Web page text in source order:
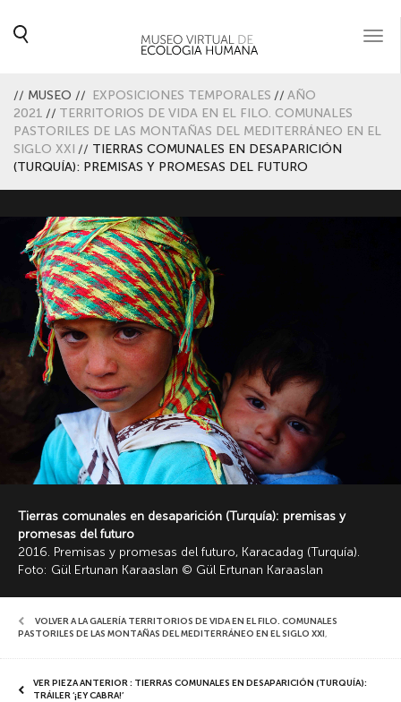
// MUSEO // EXPOSICIONES TEMPORALES // AÑO
2021 // TERRITORIOS DE VIDA EN EL FILO. COMUNALES
PASTORILES DE LAS MONTAÑAS DEL MEDITERRÁNEO EN EL
SIGLO XXI // TIERRAS COMUNALES EN DESAPARICIÓN
(TURQUÍA): PREMISAS Y PROMESAS DEL FUTURO
Tierras comunales en desaparición (Turquía): premisas y
promesas del futuro
2016. Premisas y promesas del futuro, Karacadag (Turquía).
Foto: Gül Ertunan Karaaslan © Gül Ertunan Karaaslan
VOLVER A LA GALERÍA TERRITORIOS DE VIDA EN EL FILO. COMUNALES
PASTORILES DE LAS MONTAÑAS DEL MEDITERRÁNEO EN EL SIGLO XXI,
VER PIEZA ANTERIOR : TIERRAS COMUNALES EN DESAPARICIÓN (TURQUÍA):
TRÁILER ‘¡EY CABRA!’